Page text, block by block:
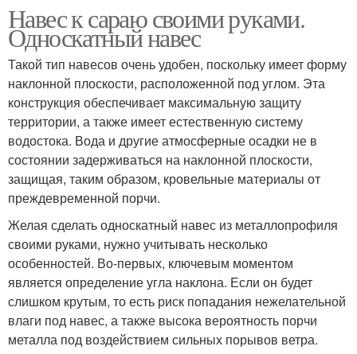
Навес к сараю своими руками.
Односкатный навес
Такой тип навесов очень удобен, поскольку имеет форму
наклонной плоскости, расположенной под углом. Эта
конструкция обеспечивает максимальную защиту
территории, а также имеет естественную систему
водостока. Вода и другие атмосферные осадки не в
состоянии задерживаться на наклонной плоскости,
защищая, таким образом, кровельные материалы от
преждевременной порчи.
Желая сделать односкатный навес из металлопрофиля
своими руками, нужно учитывать несколько
особенностей. Во-первых, ключевым моментом
является определение угла наклона. Если он будет
слишком крутым, то есть риск попадания нежелательной
влаги под навес, а также высока вероятность порчи
металла под воздействием сильных порывов ветра.